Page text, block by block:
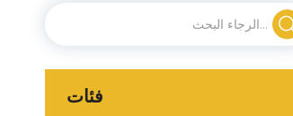
فئات